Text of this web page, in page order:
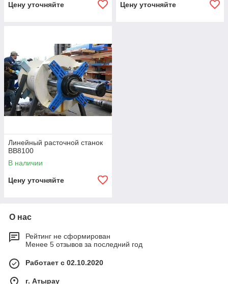
Цену уточняйте Цену уточняйте
Линейный расточной станок
BB8100
В наличии
Цену уточняйте
О нас
Рейтинг не сформирован
Менее 5 отзывов за последний год
Работает с 02.10.2020
г. Атырау